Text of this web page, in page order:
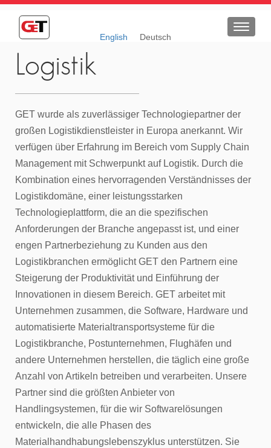
English Deutsch
Logistik
GET wurde als zuverlässiger Technologiepartner der
großen Logistikdienstleister in Europa anerkannt. Wir
verfügen über Erfahrung im Bereich vom Supply Chain
Management mit Schwerpunkt auf Logistik. Durch die
Kombination eines hervorragenden Verständnisses der
Logistikdomäne, einer leistungsstarken
Technologieplattform, die an die spezifischen
Anforderungen der Branche angepasst ist, und einer
engen Partnerbeziehung zu Kunden aus den
Logistikbranchen ermöglicht GET den Partnern eine
Steigerung der Produktivität und Einführung der
Innovationen in diesem Bereich. GET arbeitet mit
Unternehmen zusammen, die Software, Hardware und
automatisierte Materialtransportsysteme für die
Logistikbranche, Postunternehmen, Flughäfen und
andere Unternehmen herstellen, die täglich eine große
Anzahl von Artikeln betreiben und verarbeiten. Unsere
Partner sind die größten Anbieter von
Handlingsystemen, für die wir Softwarelösungen
entwickeln, die alle Phasen des
Materialhandhabungslebenszyklus unterstützen. Sie